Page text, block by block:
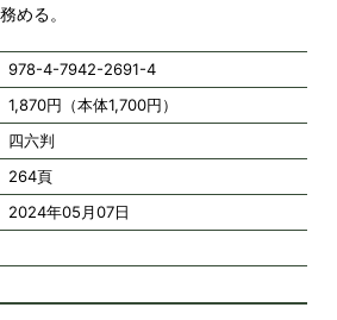
める。
978-4-7942-2691-4
1,870円（本体1,700円）
四六判
264頁
2024年05月07日